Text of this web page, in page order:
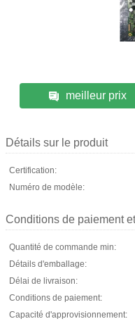
meilleur prix
Détails sur le produit
Certification:
Numéro de modèle:
Conditions de paiement
Quantité de commande min:
Détails d'emballage:
Délai de livraison:
Conditions de paiement:
Capacité d'approvisionnement: